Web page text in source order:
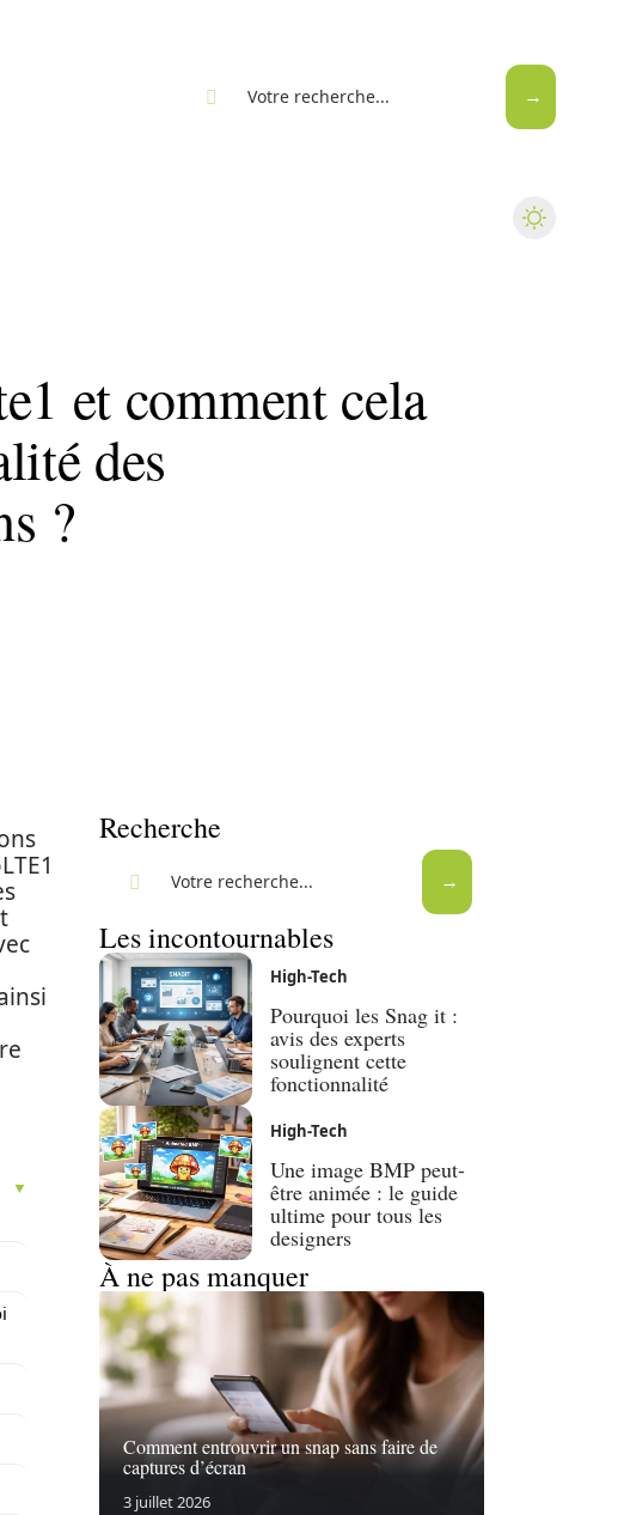
et comment cela
des
?
Recherche
Les incontournables
High-Tech
Pourquoi les Snag it :
avis des experts
soulignent cette
fonctionnalité
High-Tech
Une image BMP peut-
être animée : le guide
ultime pour tous les
designers
À ne pas manquer
Comment entrouvrir un snap sans faire de
captures d’écran
3 juillet 2026